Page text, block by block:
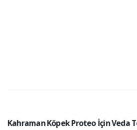
Kahraman Köpek Proteo İçin Veda